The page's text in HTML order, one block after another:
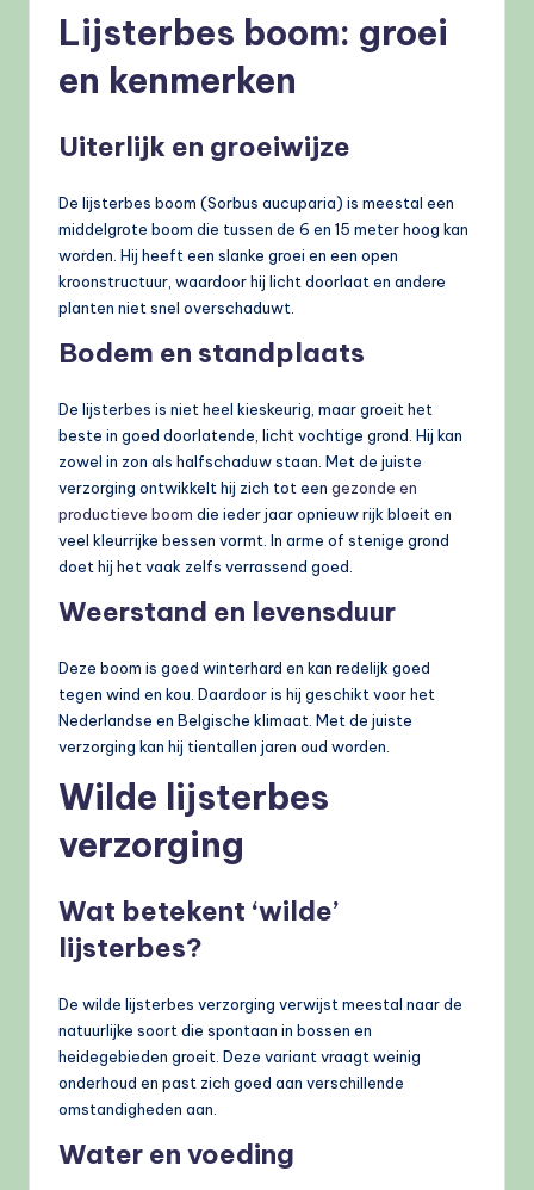
Lijsterbes boom: groei
en kenmerken
Uiterlijk en groeiwijze
De lijsterbes boom (Sorbus aucuparia) is meestal een
middelgrote boom die tussen de 6 en 15 meter hoog kan
worden. Hij heeft een slanke groei en een open
kroonstructuur, waardoor hij licht doorlaat en andere
planten niet snel overschaduwt.
Bodem en standplaats
De lijsterbes is niet heel kieskeurig, maar groeit het
beste in goed doorlatende, licht vochtige grond. Hij kan
zowel in zon als halfschaduw staan. Met de juiste
verzorging ontwikkelt hij zich tot een gezonde en
productieve boom die ieder jaar opnieuw rijk bloeit en
veel kleurrijke bessen vormt. In arme of stenige grond
doet hij het vaak zelfs verrassend goed.
Weerstand en levensduur
Deze boom is goed winterhard en kan redelijk goed
tegen wind en kou. Daardoor is hij geschikt voor het
Nederlandse en Belgische klimaat. Met de juiste
verzorging kan hij tientallen jaren oud worden.
Wilde lijsterbes
verzorging
Wat betekent ‘wilde’
lijsterbes?
De wilde lijsterbes verzorging verwijst meestal naar de
natuurlijke soort die spontaan in bossen en
heidegebieden groeit. Deze variant vraagt weinig
onderhoud en past zich goed aan verschillende
omstandigheden aan.
Water en voeding